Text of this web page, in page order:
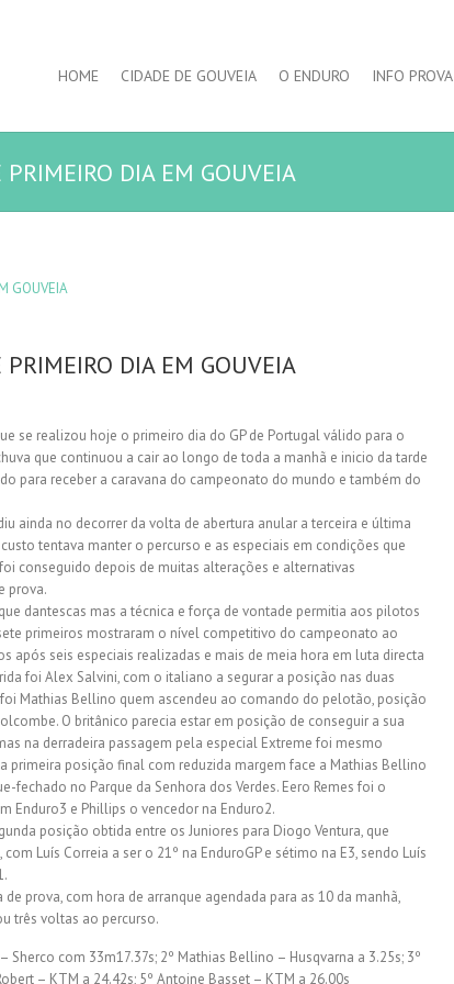
HOME CIDADE DE GOUVEIA O ENDURO INFO PROVA
DIA EM GOUVEIA
DIA EM GOUVEIA
se realizou hoje o primeiro dia do GP de Portugal válido para o
que continuou a cair ao longo de toda a manhã e inicio da tarde
para receber a caravana do campeonato do mundo e também do
ainda no decorrer da volta de abertura anular a terceira e última
tentava manter o percurso e as especiais em condições que
conseguido depois de muitas alterações e alternativas
prova.
dantescas mas a técnica e força de vontade permitia aos pilotos
primeiros mostraram o nível competitivo do campeonato ao
após seis especiais realizadas e mais de meia hora em luta directa
foi Alex Salvini, com o italiano a segurar a posição nas duas
Mathias Bellino quem ascendeu ao comando do pelotão, posição
O britânico parecia estar em posição de conseguir a sua
na derradeira passagem pela especial Extreme foi mesmo
primeira posição final com reduzida margem face a Mathias Bellino
fechado no Parque da Senhora dos Verdes. Eero Remes foi o
Enduro3 e Phillips o vencedor na Enduro2.
posição obtida entre os Juniores para Diogo Ventura, que
Luís Correia a ser o 21º na EnduroGP e sétimo na E3, sendo Luís
prova, com hora de arranque agendada para as 10 da manhã,
três voltas ao percurso.
Sherco com 33m17.37s; 2º Mathias Bellino – Husqvarna a 3.25s; 3º
– KTM a 24.42s; 5º Antoine Basset – KTM a 26.00s